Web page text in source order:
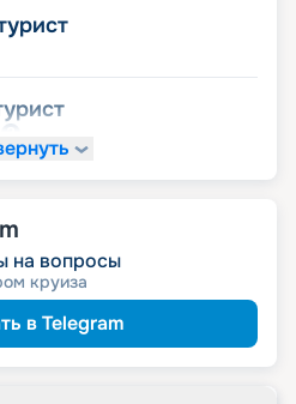
на вопросы
круиза
в Telegram